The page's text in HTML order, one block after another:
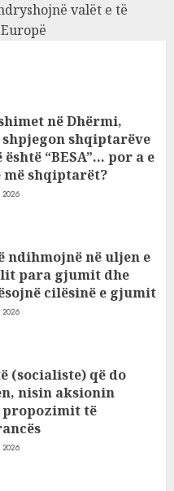
valët e të
në Dhërmi,
shpjegon shqiptarëve
“BESA”… por a e
më shqiptarët?
ndihmojnë në uljen e
para gjumit dhe
cilësinë e gjumit
(socialiste) që do
nisin aksionin
të